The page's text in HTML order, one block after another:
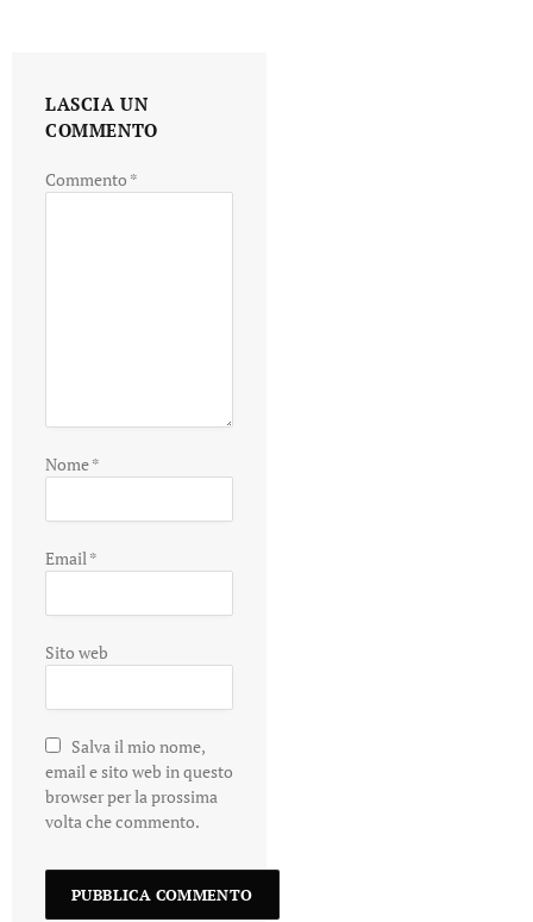
LASCIA UN
COMMENTO
Commento *
Nome*
Email*
Sito web
Salva il mio nome,
email e sito web in questo
browser per la prossima
volta che commento.